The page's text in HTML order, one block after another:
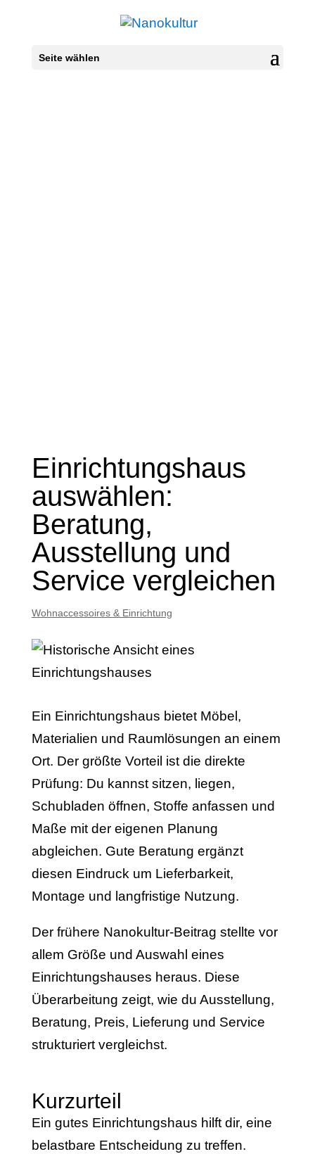
Seite wählen
Einrichtungshaus
auswählen:
Beratung,
Ausstellung und
Service vergleichen
Wohnaccessoires & Einrichtung
Ein Einrichtungshaus bietet Möbel,
Materialien und Raumlösungen an einem
Ort. Der größte Vorteil ist die direkte
Prüfung: Du kannst sitzen, liegen,
Schubladen öffnen, Stoffe anfassen und
Maße mit der eigenen Planung
abgleichen. Gute Beratung ergänzt
diesen Eindruck um Lieferbarkeit,
Montage und langfristige Nutzung.
Der frühere Nanokultur-Beitrag stellte vor
allem Größe und Auswahl eines
Einrichtungshauses heraus. Diese
Überarbeitung zeigt, wie du Ausstellung,
Beratung, Preis, Lieferung und Service
strukturiert vergleichst.
Kurzurteil
Ein gutes Einrichtungshaus hilft dir, eine
belastbare Entscheidung zu treffen.